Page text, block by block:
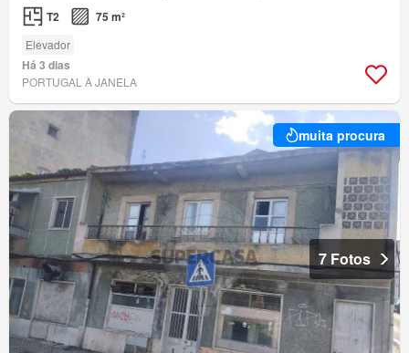
T2 75 m²
Elevador
Há 3 dias
PORTUGAL À JANELA
muita procura
7 Fotos